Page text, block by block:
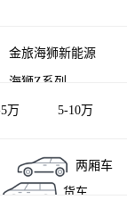
江淮钇为 捷尼赛思
金旅海狮新能源
海狮Z系列
万 5-10万
两厢车
货车